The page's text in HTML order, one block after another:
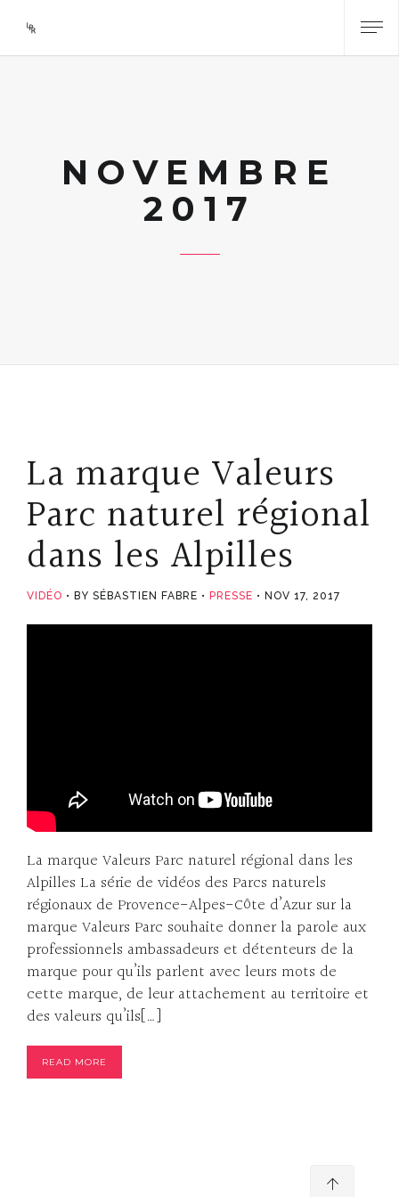
NOVEMBRE
2017
La marque Valeurs
Parc naturel régional
dans les Alpilles
VIDÉO BY SÉBASTIEN FABRE PRESSE NOV 17, 2017
La marque Valeurs Parc naturel régional dans les
Alpilles La série de vidéos des Parcs naturels
régionaux de Provence-Alpes-Côte d’Azur sur la
marque Valeurs Parc souhaite donner la parole aux
professionnels ambassadeurs et détenteurs de la
marque pour qu’ils parlent avec leurs mots de
cette marque, de leur attachement au territoire et
des valeurs qu’ils[…]
READ MORE